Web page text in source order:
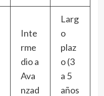
Inte
rme
dio a
Ava
nzad
Larg
o
plaz
o (3
a 5
años